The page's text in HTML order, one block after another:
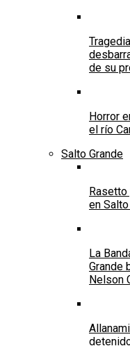
de su
Horror
el río
Salto Grande
Rasetto
en
La
Grande
Nelson